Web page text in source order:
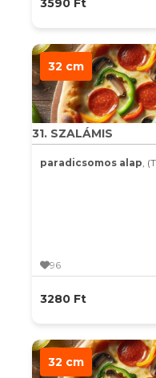
3590 Ft
32 cm
31. SZALÁMIS
paradicsomos alap,
96
3280 Ft
32 cm